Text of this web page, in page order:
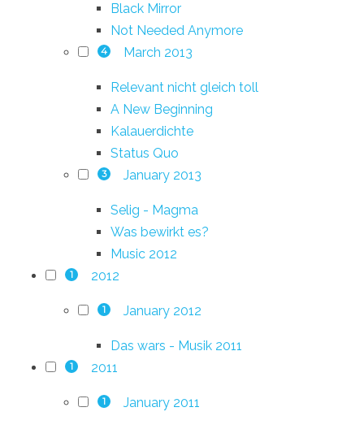
Black Mirror
Not Needed Anymore
4 March 2013
Relevant nicht gleich toll
A New Beginning
Kalauerdichte
Status Quo
3 January 2013
Selig - Magma
Was bewirkt es?
Music 2012
1 2012
1 January 2012
Das wars - Musik 2011
1 2011
1 January 2011